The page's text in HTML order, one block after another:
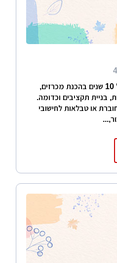
מהנדס בנין בעל ניסיון של 10 שנים בהכנת מכרזים,
בניית תקציבים וכדומה.
או טבלאות לחישובי